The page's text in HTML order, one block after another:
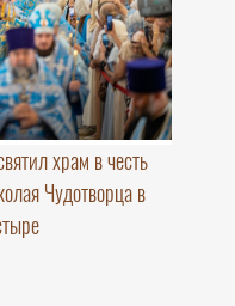
храм в честь
Чудотворца в